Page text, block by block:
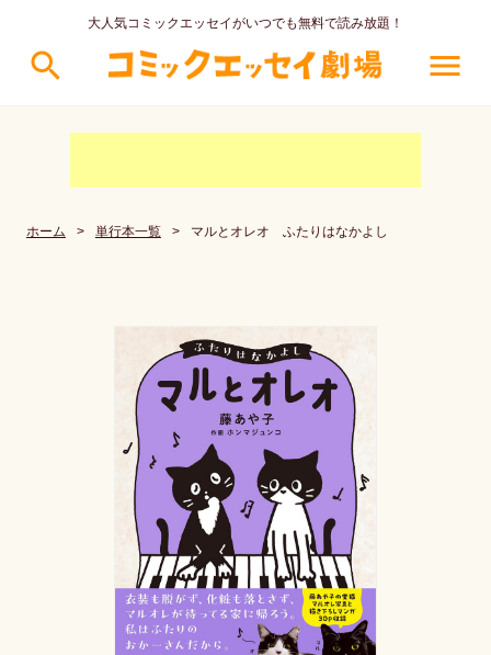
大人気コミックエッセイがいつでも無料で読み放題！
search menu
ホーム > 単行本一覧 > マルとオレオ ふたりはなかよし